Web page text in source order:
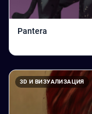
Pantera
3D И ВИЗУАЛИЗАЦИЯ